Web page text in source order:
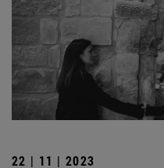
22 | 11 | 2023